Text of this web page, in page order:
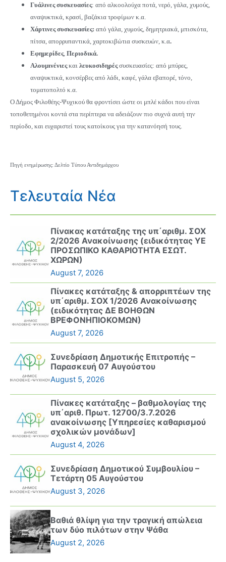
Γυάλινες συσκευασίες: από αλκοολούχα ποτά, νερό, γάλα, χυμούς,
αναψυκτικά, κρασί, βαζάκια τροφίμων κ.α.
Χάρτινες συσκευασίες: από γάλα, χυμούς, δημητριακά, μπισκότα,
πίτσα, απορρυπαντικά, χαρτοκιβώτια συσκευών, κ.α.
Εφημερίδες, Περιοδικά.
Αλουμινένιεςκαι λευκοσιδηρέςσυσκευασίες: από μπύρες,
αναψυκτικά, κονσέρβες από λάδι, καφέ, γάλα εβαπορέ, τόνο,
τοματοπολτό κ.α.
Ο Δήμος Φιλοθέης-Ψυχικού θα φροντίσει ώστε οι μπλέ κάδοι που είναι
τοποθετημένοι κοντά στα περίπτερα να αδειάζουν πιο συχνά αυτή την
περίοδο, και ευχαριστεί τους κατοίκους για την κατανόησή τους.
Πηγή ενημέρωσης: Δελτίο Τύπου Αντιδημάρχου
Τελευταία Νέα
Πίνακας κατάταξης της υπ΄αριθμ. ΣΟΧ
2/2026 Ανακοίνωσης (ειδικότητας ΥΕ
ΠΡΟΣΩΠΙΚΟ ΚΑΘΑΡΙΟΤΗΤΑ ΕΣΩΤ.
ΧΩΡΩΝ)
August 7, 2026
Πίνακες κατάταξης & απορριπτέων της
υπ΄αριθμ. ΣΟΧ 1/2026 Ανακοίνωσης
(ειδικότητας ΔΕ ΒΟΗΘΩΝ
ΒΡΕΦΟΝΗΠΙΟΚΟΜΩΝ)
August 7, 2026
Συνεδρίαση Δημοτικής Επιτροπής –
Παρασκευή 07 Αυγούστου
August 5, 2026
Πίνακες κατάταξης – βαθμολογίας της
υπ΄αριθ. Πρωτ. 12700/3.7.2026
ανακοίνωσης [Υπηρεσίες καθαρισμού
σχολικών μονάδων]
August 4, 2026
Συνεδρίαση Δημοτικού Συμβουλίου –
Τετάρτη 05 Αυγούστου
August 3, 2026
Βαθιά θλίψη για την τραγική απώλεια
των δύο πιλότων στην Ψάθα
August 2, 2026